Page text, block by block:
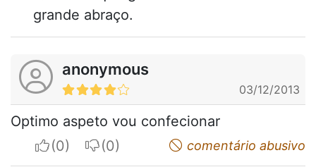
grande abraço.
anonymous
03/12/2013
Optimo aspeto vou confecionar
I apreciateI do not appreciatecomentário abusivo